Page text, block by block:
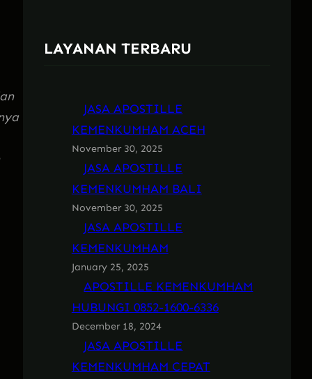
LAYANAN TERBARU
JASA APOSTILLE
KEMENKUMHAM ACEH
November 30, 2025
JASA APOSTILLE
KEMENKUMHAM BALI
November 30, 2025
JASA APOSTILLE
KEMENKUMHAM
January 25, 2025
APOSTILLE KEMENKUMHAM
HUBUNGI 0852-1600-6336
December 18, 2024
JASA APOSTILLE
KEMENKUMHAM CEPAT